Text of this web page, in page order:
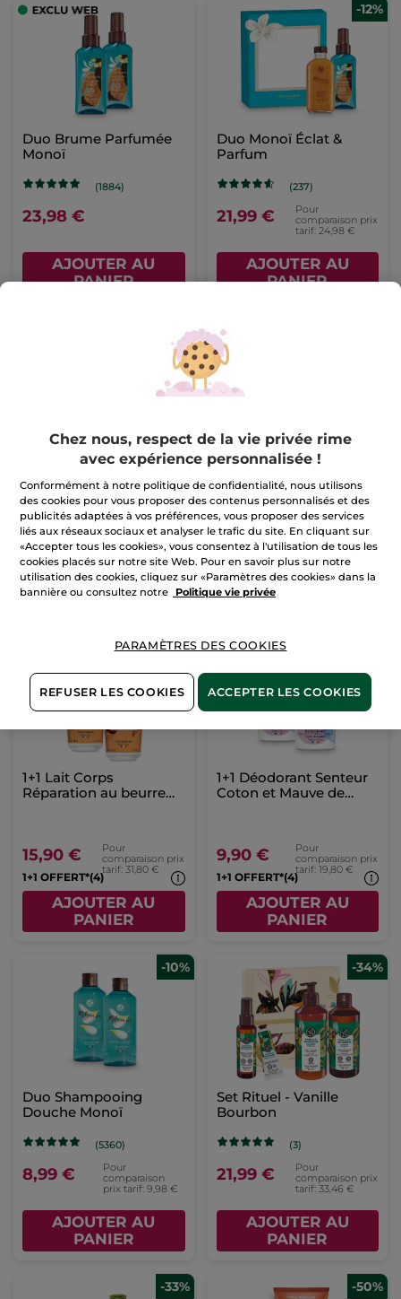
Duo Brume Parfumée
Monoï
(1884)
23,98 €
AJOUTER AU
PANIER
-12%
Duo Monoï Éclat &
Parfum
(237)
21,99 €
Pour
comparaison prix
tarif: 24,98 €
AJOUTER AU
PANIER
-22%
Rituel Monoï Corps &
(1884)
17,99 €
Pour
comparaison prix
tarif: 22,97 €
M'AVERTIR DE LA
DISPONIBILITÉ
Baume Pieds
Tube 75 ml
(998)
7,45 €
Pour
comparaison prix
tarif: 14,90 €
AJOUTER AU
PANIER
1+1 Lait Corps
Réparation au beurre
15,90 €
Pour
comparaison prix
tarif: 31,80 €
1+1 OFFERT*(4)
AJOUTER AU
PANIER
1+1 Déodorant Senteur
Coton et Mauve de
9,90 €
Pour
comparaison prix
tarif: 19,80 €
1+1 OFFERT*(4)
AJOUTER AU
PANIER
-10%
Duo Shampooing
Douche Monoï
(5360)
8,99 €
Pour
comparaison
prix tarif: 9,98 €
AJOUTER AU
PANIER
-34%
Set Rituel - Vanille
Bourbon
(3)
21,99 €
Pour
comparaison prix
tarif: 33,46 €
AJOUTER AU
PANIER
-33% -50%
Chez nous, respect de la vie privée rime
avec expérience personnalisée !
Conformément à notre politique de confidentialité, nous utilisons
des cookies pour vous proposer des contenus personnalisés et des
publicités adaptées à vos préférences, vous proposer des services
liés aux réseaux sociaux et analyser le trafic du site. En cliquant sur
«Accepter tous les cookies», vous consentez à l'utilisation de tous les
cookies placés sur notre site Web. Pour en savoir plus sur notre
utilisation des cookies, cliquez sur «Paramètres des cookies» dans la
bannière ou consultez notre
Politique vie privée
PARAMÈTRES DES COOKIES
REFUSER LES COOKIES ACCEPTER LES COOKIES